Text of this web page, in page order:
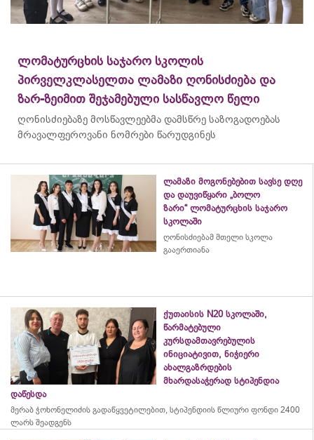
ლომატურცხის საჯარო სკოლის
პირველკლასელთა ლამაზი ღონისძიება და
ზარ-ზეიმით შეჯამებული სასწავლო წელი
ღონისძიებაზე მოსწავლეებმა დამსწრე საზოგადოებას
მრავალფეროვანი ნომრები წარუდგინეს
ლამაზი მოგონებებით სავსე დღე
და დაუვიწყარი „ბოლო
ზარი“ ლომატურცხის საჯარო
სკოლაში
ღონისძიებამ მთელი სკოლა
გააერთიანა
ქუთაისის N20 სკოლაში,
წარმატებული
კურსდამთავრებულის
ინიციატივით, ნიჭიერი
ახალგაზრდების
მხარდასაჭერად სტიპენდია
დაწესდა
მერაბ ჭოხონელიძის გადაწყვეტილებით, სტიპენდიის წლიური ფონდი 2400
ლარს შეადგენს